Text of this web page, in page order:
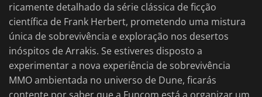
ricamente detalhado da série clássica de ficção
científica de Frank Herbert, prometendo uma mistura
única de sobrevivência e exploração nos desertos
inóspitos de Arrakis. Se estiveres disposto a
experimentar a nova experiência de sobrevivência
MMO ambientada no universo de Dune, ficarás